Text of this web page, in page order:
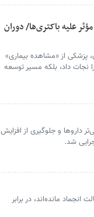
علیه باکتری‌ها/ دوران
از «مشاهده بیماری»
نجات داد، بلکه مسیر توسعه
داروها و جلوگیری از افزایش
شد.
در حالت انجماد مانده‌اند، در برابر